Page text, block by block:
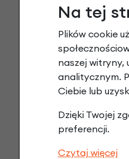
Torba rowerowa
Na tej
Plików cookie
naszej witryny,
analitycznym.
Ciebie lub
Dzięki Twojej
preferencji.
Czytaj więcej